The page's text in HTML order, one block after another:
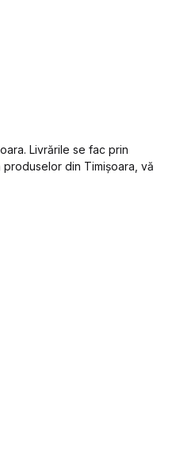
Livrările se fac prin
din Timișoara, vă